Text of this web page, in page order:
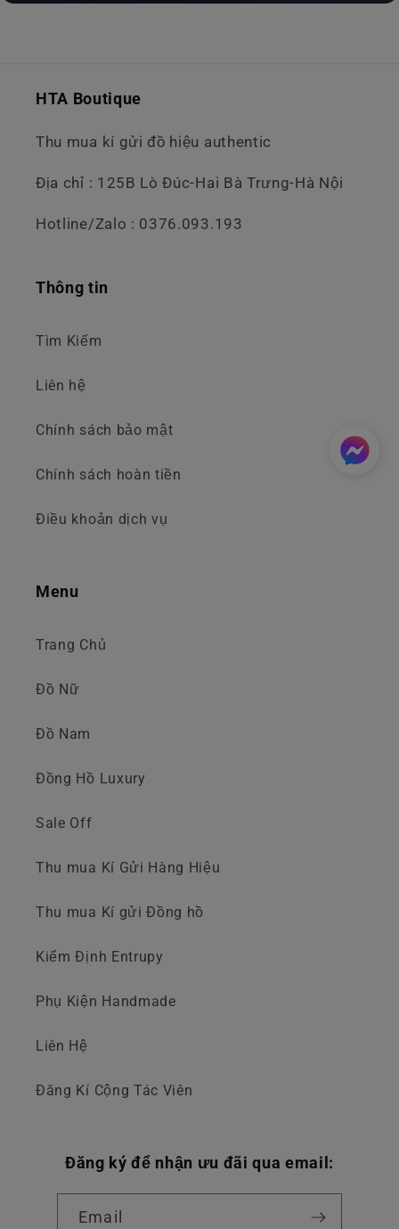
HTA Boutique
Thu mua kí gửi đồ hiệu authentic
Địa chỉ : 125B Lò Đúc-Hai Bà Trưng-Hà Nội
Hotline/Zalo : 0376.093.193
Thông tin
Tìm Kiếm
Liên hệ
Chính sách bảo mật
Chính sách hoàn tiền
Điều khoản dịch vụ
Menu
Trang Chủ
Đồ Nữ
Đồ Nam
Đồng Hồ Luxury
Sale Off
Thu mua Kí Gửi Hàng Hiệu
Thu mua Kí gửi Đồng hồ
Kiểm Định Entrupy
Phụ Kiện Handmade
Liên Hệ
Đăng Kí Cộng Tác Viên
Đăng ký để nhận ưu đãi qua email:
Email